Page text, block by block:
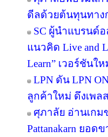
ดีลด้วยต้นทุนทาง
SC ผู้นำแบรนด์
แนวคิด Live and
Learn” เวอร์ชัน
LPN ดัน LPN
ลูกค้าใหม่ ดึงเพล
ศุภาลัย อ่านเกมข
Pattanakarn ยอ